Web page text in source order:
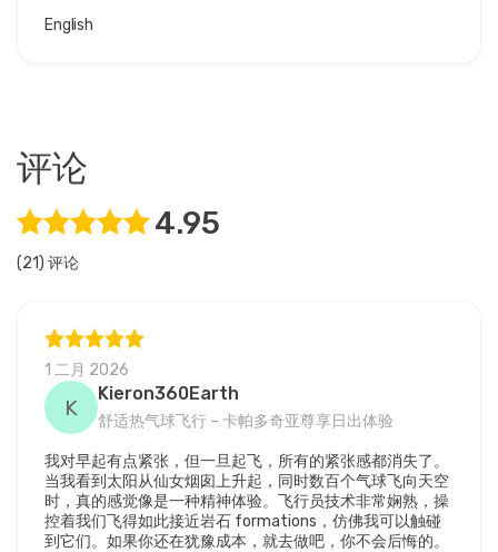
English
评论
4.95
(21) 评论
1 二月 2026
K
Kieron360Earth
舒适热气球飞行 – 卡帕多奇亚尊享日出体验
我对早起有点紧张，但一旦起飞，所有的紧张感都消失了。
当我看到太阳从仙女烟囱上升起，同时数百个气球飞向天空
时，真的感觉像是一种精神体验。飞行员技术非常娴熟，操
控着我们飞得如此接近岩石 formations，仿佛我可以触碰
到它们。如果你还在犹豫成本，就去做吧，你不会后悔的。